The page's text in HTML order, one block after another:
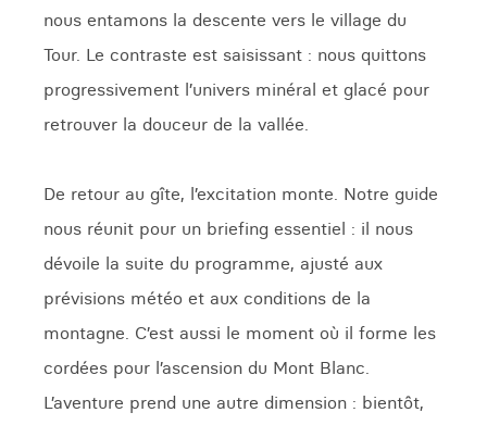
nous entamons la descente vers le village du
Tour. Le contraste est saisissant : nous quittons
progressivement l’univers minéral et glacé pour
retrouver la douceur de la vallée.
De retour au gîte, l’excitation monte. Notre guide
nous réunit pour un briefing essentiel : il nous
dévoile la suite du programme, ajusté aux
prévisions météo et aux conditions de la
montagne. C’est aussi le moment où il forme les
cordées pour l’ascension du Mont Blanc.
L’aventure prend une autre dimension : bientôt,